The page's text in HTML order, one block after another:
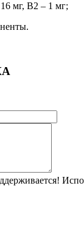
мг, В2 – 1 мг;